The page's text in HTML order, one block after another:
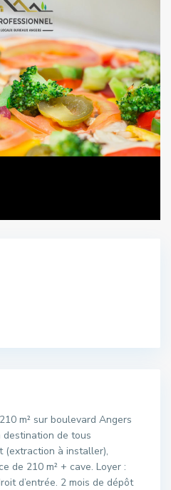
m² sur boulevard Angers
de tous
(extraction à installer),
de 210 m² + cave. Loyer :
d’entrée. 2 mois de dépôt